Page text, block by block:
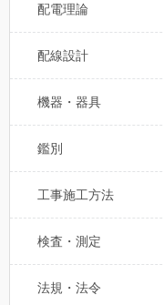
配電理論
配線設計
機器・器具
鑑別
工事施工方法
検査・測定
法規・法令